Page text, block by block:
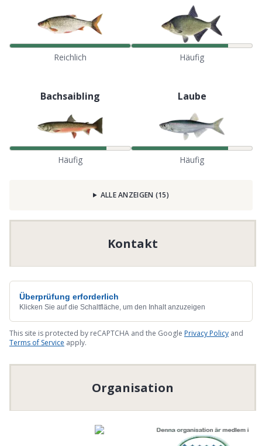
Reichlich Häufig
Bachsaibling
Häufig
Laube
Häufig
ALLE ANZEIGEN (15)
Kontakt
Überprüfung erforderlich
Klicken Sie auf die Schaltfläche, um den Inhalt anzuzeigen
This site is protected by reCAPTCHA and the Google Privacy Policy and
Terms of Service apply.
Organisation